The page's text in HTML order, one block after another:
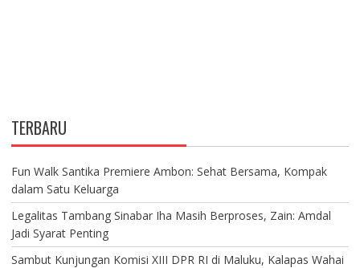
TERBARU
Fun Walk Santika Premiere Ambon: Sehat Bersama, Kompak
dalam Satu Keluarga
Legalitas Tambang Sinabar Iha Masih Berproses, Zain: Amdal
Jadi Syarat Penting
Sambut Kunjungan Komisi XIII DPR RI di Maluku, Kalapas Wahai